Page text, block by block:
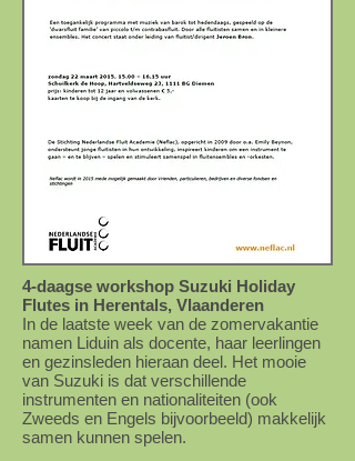
4-daagse workshop Suzuki Holiday
Flutes in Herentals, Vlaanderen
In de laatste week van de zomervakantie
namen Liduin als docente, haar leerlingen
en gezinsleden hieraan deel. Het mooie
van Suzuki is dat verschillende
instrumenten en nationaliteiten (ook
Zweeds en Engels bijvoorbeeld) makkelijk
samen kunnen spelen.